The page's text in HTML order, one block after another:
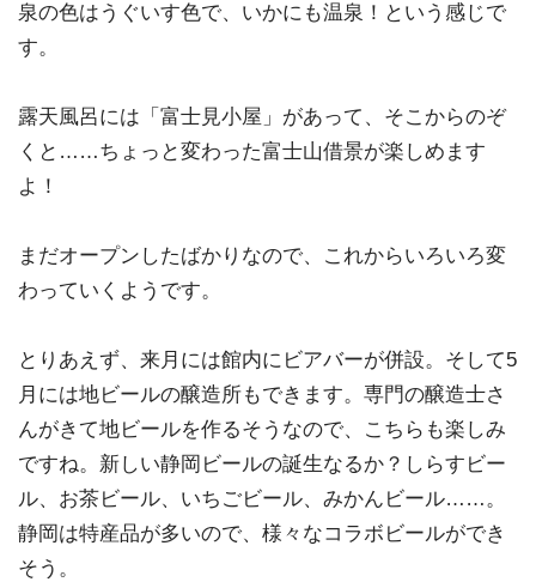
泉の色はうぐいす色で、いかにも温泉！という感じで
す。
露天風呂には「富士見小屋」があって、そこからのぞ
くと……ちょっと変わった富士山借景が楽しめます
よ！
まだオープンしたばかりなので、これからいろいろ変
わっていくようです。
とりあえず、来月には館内にビアバーが併設。そして5
月には地ビールの醸造所もできます。専門の醸造士さ
んがきて地ビールを作るそうなので、こちらも楽しみ
ですね。新しい静岡ビールの誕生なるか？しらすビー
ル、お茶ビール、いちごビール、みかんビール……。
静岡は特産品が多いので、様々なコラボビールができ
そう。